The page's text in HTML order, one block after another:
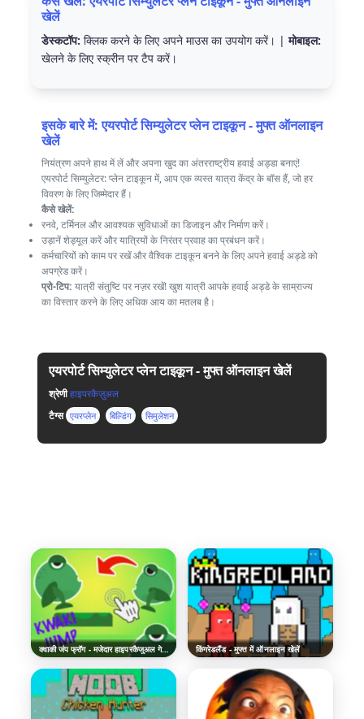
खेलें
डेस्कटॉप: क्लिक करने के लिए अपने माउस का उपयोग करें। |मोबाइल:
खेलने के लिए स्क्रीन पर टैप करें।
इसके बारे में: एयरपोर्ट सिम्युलेटर प्लेन टाइकून - मुफ्त ऑनलाइन
खेलें
नियंत्रण अपने हाथ में लें और अपना खुद का अंतरराष्ट्रीय हवाई अड्डा बनाएं!
एयरपोर्ट सिम्युलेटर: प्लेन टाइकून में, आप एक व्यस्त यात्रा केंद्र के बॉस हैं, जो हर
विवरण के लिए जिम्मेदार हैं।
कैसे खेलें:
रनवे, टर्मिनल और आवश्यक सुविधाओं का डिजाइन और निर्माण करें।
उड़ानें शेड्यूल करें और यात्रियों के निरंतर प्रवाह का प्रबंधन करें।
कर्मचारियों को काम पर रखें और वैश्विक टाइकून बनने के लिए अपने हवाई अड्डे को
अपग्रेड करें।
प्रो-टिप: यात्री संतुष्टि पर नज़र रखें! खुश यात्री आपके हवाई अड्डे के साम्राज्य
का विस्तार करने के लिए अधिक आय का मतलब है।
एयरपोर्ट सिम्युलेटर प्लेन टाइकून - मुफ्त ऑनलाइन खेलें
श्रेणी हाइपरकैज़ुअल
टैग्स
एयरप्लेन बिल्डिंग सिमुलेशन
क्वाकी जंप फ्रॉग - मजेदार हाइपरकैजुअल गेम खेलें किंगरेडलैंड - मुफ्त में ऑनलाइन खेलें